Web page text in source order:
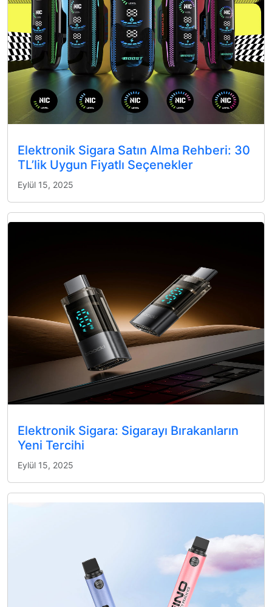
Elektronik Sigara Satın Alma Rehberi: 30
TL’lik Uygun Fiyatlı Seçenekler
Eylül 15, 2025
Elektronik Sigara: Sigarayı Bırakanların
Yeni Tercihi
Eylül 15, 2025